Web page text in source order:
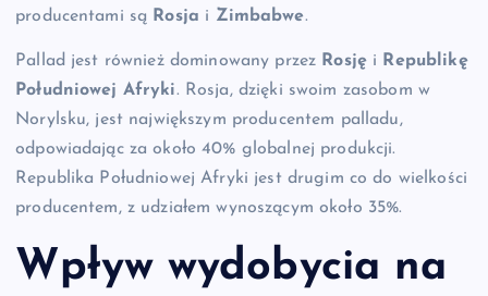
producentami są Rosja i Zimbabwe.
Pallad jest również dominowany przez Rosję i
Republikę
Południowej Afryki. Rosja, dzięki swoim zasobom w
Norylsku, jest największym producentem palladu,
odpowiadając za około 40% globalnej produkcji.
Republika Południowej Afryki jest drugim co do wielkości
producentem, z udziałem wynoszącym około 35%.
Wpływ wydobycia na